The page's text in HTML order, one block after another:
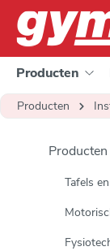
zoekopdracht
Producten
Producten
Producten
Tafels